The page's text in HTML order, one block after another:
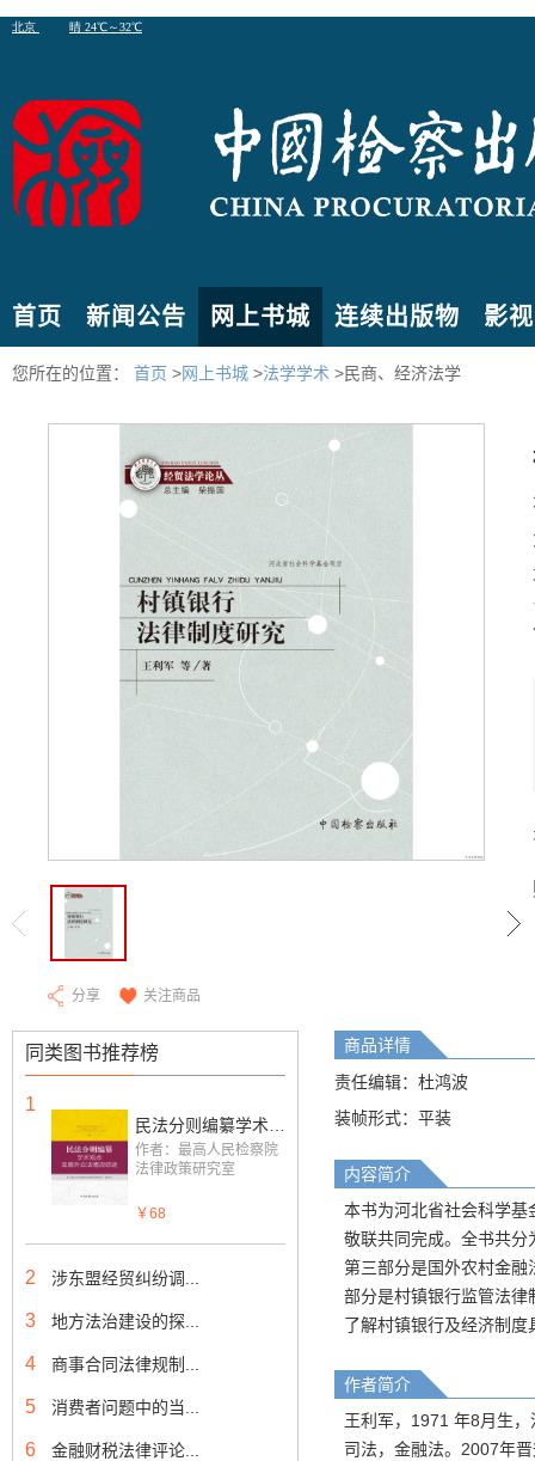
首页 新闻公告 网上书城 连续出版物 影
您所在的位置： 首页 >网上书城 >法学学术 >民商、经济法学
分享 关注商品
同类图书推荐榜
1
作者：最高人民检察院
法律政策研究室
￥68
2 涉东盟经贸纠纷调...
3 地方法治建设的探...
4 商事合同法律规制...
5 消费者问题中的当...
6 金融财税法律评论...
商品详情
责任编辑：杜鸿波
装帧形式：平装
内容简介
本书为河北省社会科学
敬联共同完成。全书共
第三部分是国外农村金
部分是村镇银行监管法
了解村镇银行及经济制
作者简介
王利军，1971 年8月生
司法，金融法。2007年